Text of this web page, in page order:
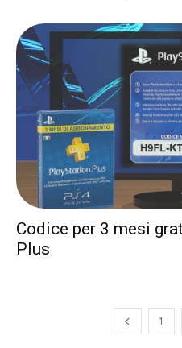
Codice per 3 mesi
Plus
1